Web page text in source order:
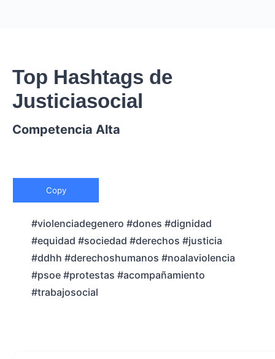
Top Hashtags de
Justiciasocial
Competencia Alta
Copy
#violenciadegenero #dones #dignidad
#equidad #sociedad #derechos #justicia
#ddhh #derechoshumanos #noalaviolencia
#psoe #protestas #acompañamiento
#trabajosocial